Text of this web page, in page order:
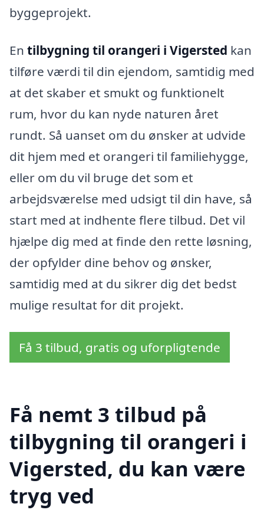
byggeprojekt.
En tilbygning til orangeri i Vigersted kan
tilføre værdi til din ejendom, samtidig med
at det skaber et smukt og funktionelt
rum, hvor du kan nyde naturen året
rundt. Så uanset om du ønsker at udvide
dit hjem med et orangeri til familiehygge,
eller om du vil bruge det som et
arbejdsværelse med udsigt til din have, så
start med at indhente flere tilbud. Det vil
hjælpe dig med at finde den rette løsning,
der opfylder dine behov og ønsker,
samtidig med at du sikrer dig det bedst
mulige resultat for dit projekt.
Få 3 tilbud, gratis og uforpligtende
Få nemt 3 tilbud på
tilbygning til orangeri i
Vigersted, du kan være
tryg ved